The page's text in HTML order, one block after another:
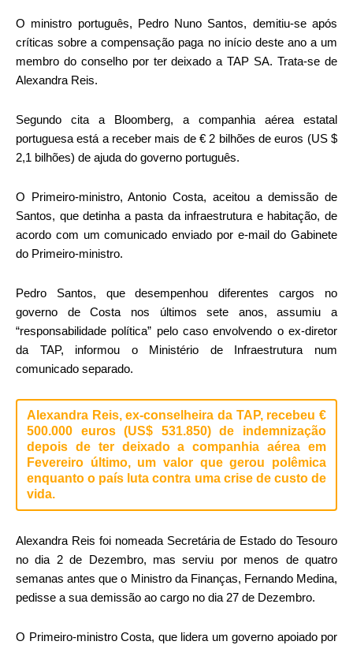
O ministro português, Pedro Nuno Santos, demitiu-se após
críticas sobre a compensação paga no início deste ano a um
membro do conselho por ter deixado a TAP SA. Trata-se de
Alexandra Reis.
Segundo cita a Bloomberg, a companhia aérea estatal
portuguesa está a receber mais de € 2 bilhões de euros (US $
2,1 bilhões) de ajuda do governo português.
O Primeiro-ministro, Antonio Costa, aceitou a demissão de
Santos, que detinha a pasta da infraestrutura e habitação, de
acordo com um comunicado enviado por e-mail do Gabinete
do Primeiro-ministro.
Pedro Santos, que desempenhou diferentes cargos no
governo de Costa nos últimos sete anos, assumiu a
“responsabilidade política” pelo caso envolvendo o ex-diretor
da TAP, informou o Ministério de Infraestrutura num
comunicado separado.
Alexandra Reis, ex-conselheira da TAP, recebeu €
500.000 euros (US$ 531.850) de indemnização
depois de ter deixado a companhia aérea em
Fevereiro último, um valor que gerou polêmica
enquanto o país luta contra uma crise de custo de
vida.
Alexandra Reis foi nomeada Secretária de Estado do Tesouro
no dia 2 de Dezembro, mas serviu por menos de quatro
semanas antes que o Ministro da Finanças, Fernando Medina,
pedisse a sua demissão ao cargo no dia 27 de Dezembro.
O Primeiro-ministro Costa, que lidera um governo apoiado por